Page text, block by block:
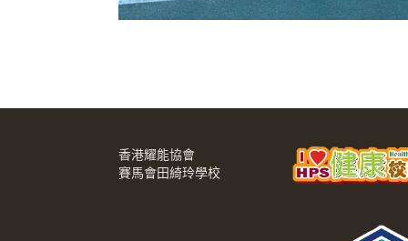
香港耀能協會
賽馬會田綺玲學校